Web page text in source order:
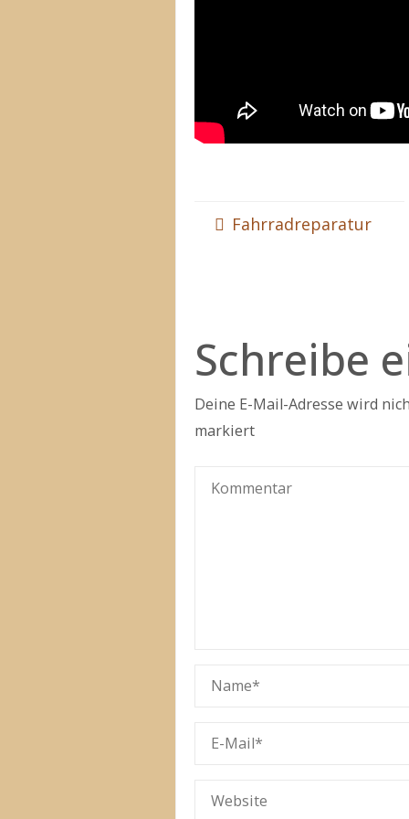
Fahrradreparatur
Schreibe
Deine E-Mail-Adresse wird
markiert